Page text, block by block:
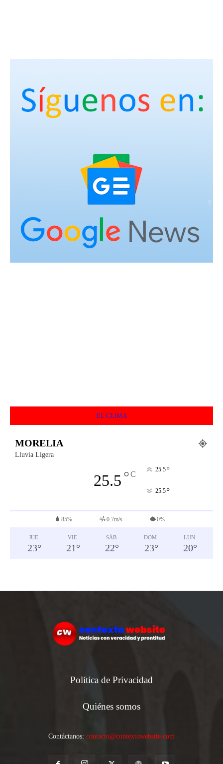
EL CLIMA
MORELIA
Lluvia Ligera
25.5°C
25.5°
25.5°
85% 0.7m/s 0%
JUE
23°
VIE
21 °
SÁB
22°
DOM
23°
LUN
20°
Política de Privacidad
Quiénes somos
Contáctanos: contacto@contextowebsite.com